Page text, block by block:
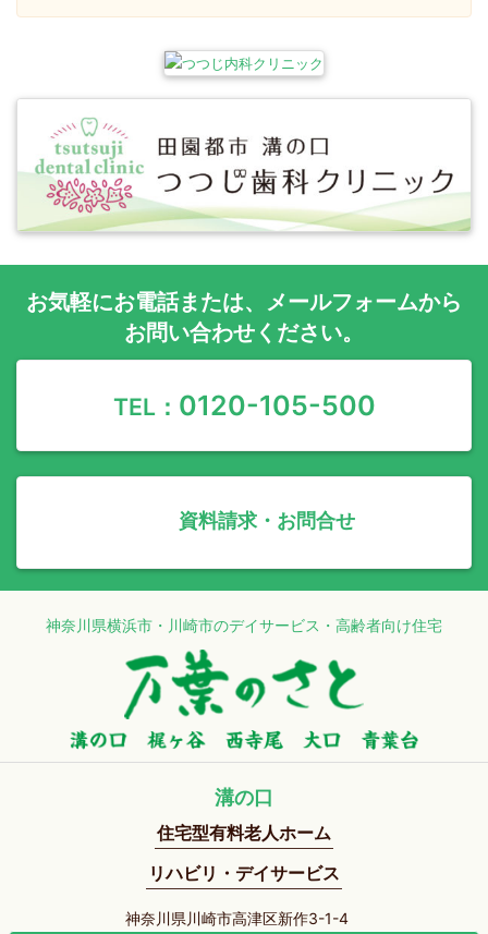
お気軽にお電話または、 メールフォームから
お問い合わせください。
TEL： 0120-105-500
資料請求・お問合せ
神奈川県横浜市・川崎市のデイサービス・高齢者向け住宅
溝の口
住宅型有料老人ホーム
リハビリ・デイサービス
神奈川県川崎市高津区新作3-1-4